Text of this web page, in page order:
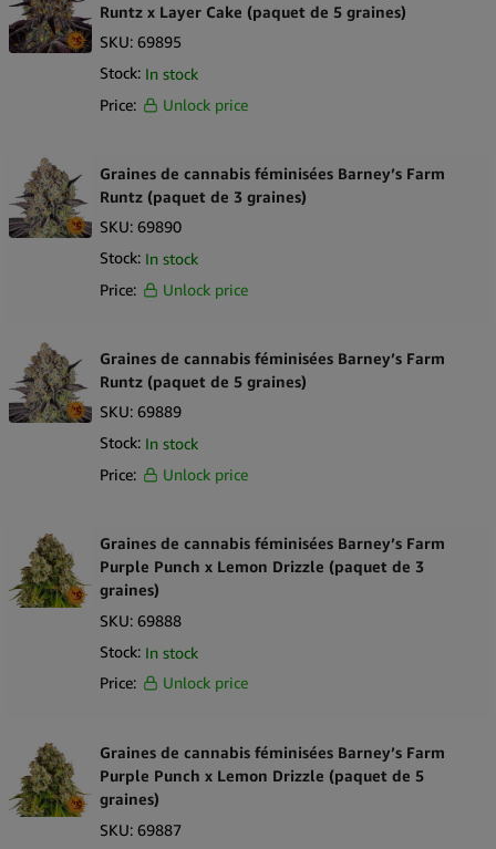
Runtz x Layer Cake (paquet de 5 graines)
SKU: 69895
Stock: In stock
Price:
Unlock price
Graines de cannabis féminisées Barney’s Farm
Runtz (paquet de 3 graines)
SKU: 69890
Stock: In stock
Price:
Unlock price
Graines de cannabis féminisées Barney’s Farm
Runtz (paquet de 5 graines)
SKU: 69889
Stock: In stock
Price:
Unlock price
Graines de cannabis féminisées Barney’s Farm
Purple Punch x Lemon Drizzle (paquet de 3
graines)
SKU: 69888
Stock: In stock
Price:
Unlock price
Graines de cannabis féminisées Barney’s Farm
Purple Punch x Lemon Drizzle (paquet de 5
graines)
SKU: 69887